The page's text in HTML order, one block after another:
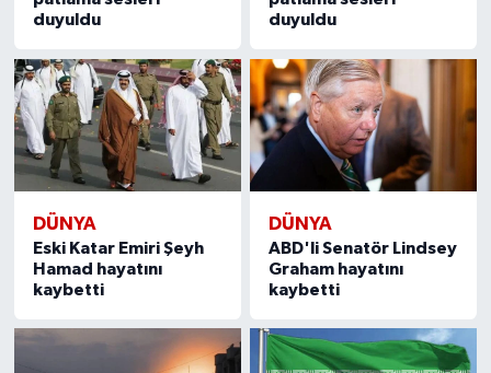
duyuldu
duyuldu
DÜNYA
Eski Katar Emiri Şeyh
Hamad hayatını
kaybetti
DÜNYA
ABD'li Senatör Lindsey
Graham hayatını
kaybetti